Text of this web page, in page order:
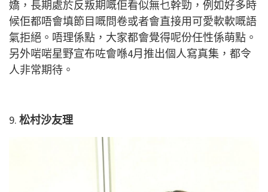
嬌，長期處於反叛期嘅佢看似無乜幹勁，例如好多時
候佢都唔會填節目嘅問卷或者會直接用可愛軟軟嘅語
氣拒絕。唔理係點，大家都會覺得呢份任性係萌點。
另外啱啱星野宣布咗會喺4月推出個人寫真集，都令
人非常期待。
9. 松村沙友理